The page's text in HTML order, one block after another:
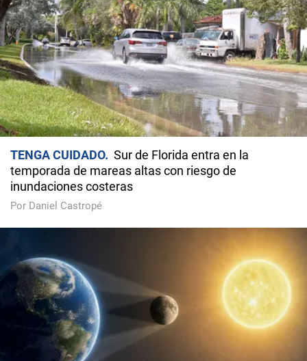
TENGA CUIDADO
Sur de Florida entra en la
temporada de mareas altas con riesgo de
inundaciones costeras
Por Daniel Castropé